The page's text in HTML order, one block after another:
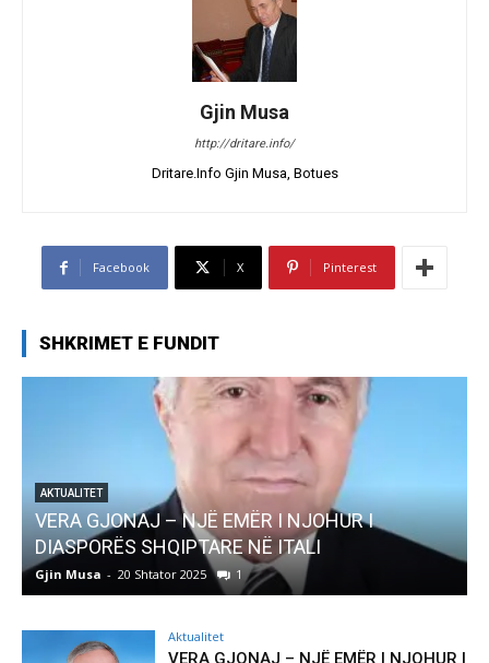
Gjin Musa
http://dritare.info/
Dritare.Info Gjin Musa, Botues
Facebook X Pinterest
SHKRIMET E FUNDIT
GJONAJ – NJË EMËR I NJOHUR I
SHQIPTARE NË ITALI
Musa - 20 Shtator 2025 1
Aktualitet
VERA GJONAJ – NJË EMËR I NJOHUR I